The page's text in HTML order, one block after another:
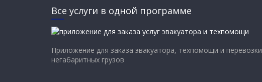
Все услуги в одной программе
Приложение для заказа эвакуатора, техпомощи и перевозки
негабаритных грузов